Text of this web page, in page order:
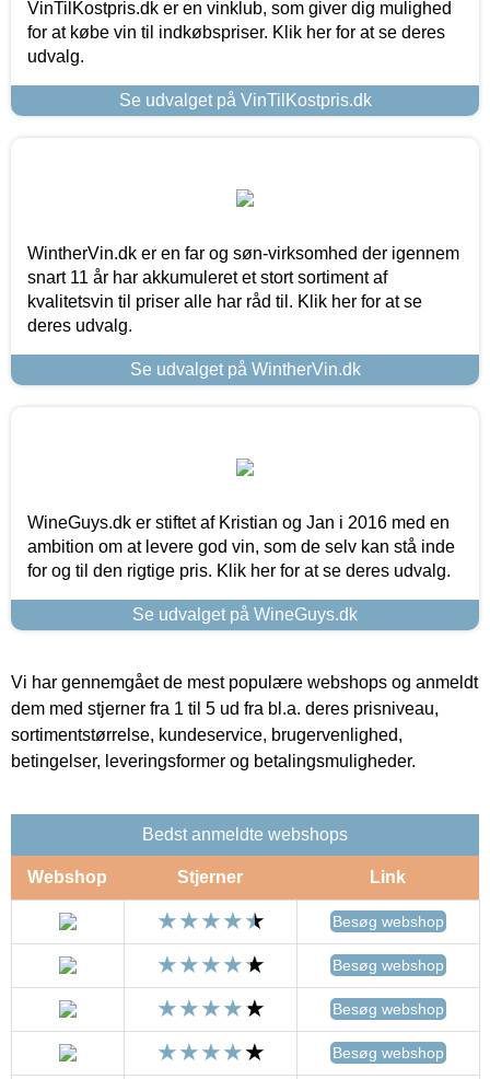
VinTilKostpris.dk er en vinklub, som giver dig mulighed
for at købe vin til indkøbspriser. Klik her for at se deres
udvalg.
Se udvalget på VinTilKostpris.dk
WintherVin.dk er en far og søn-virksomhed der igennem
snart 11 år har akkumuleret et stort sortiment af
kvalitetsvin til priser alle har råd til. Klik her for at se
deres udvalg.
Se udvalget på WintherVin.dk
WineGuys.dk er stiftet af Kristian og Jan i 2016 med en
ambition om at levere god vin, som de selv kan stå inde
for og til den rigtige pris. Klik her for at se deres udvalg.
Se udvalget på WineGuys.dk
Vi har gennemgået de mest populære webshops og anmeldt
dem med stjerner fra 1 til 5 ud fra bl.a. deres prisniveau,
sortimentstørrelse, kundeservice, brugervenlighed,
betingelser, leveringsformer og betalingsmuligheder.
Bedst anmeldte webshops
Webshop Stjerner Link
Besøg webshop
Besøg webshop
Besøg webshop
Besøg webshop